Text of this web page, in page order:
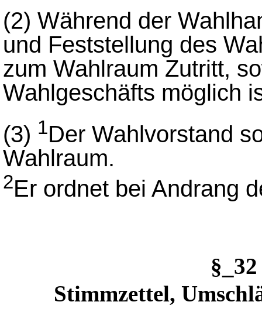
(2) Während der
und Feststellung des
zum Wahlraum Zutritt,
Wahlgeschäfts möglich
(3) 1Der Wahlvorstand
Wahlraum.
2Er ordnet bei Andrang
Stimmzettel,